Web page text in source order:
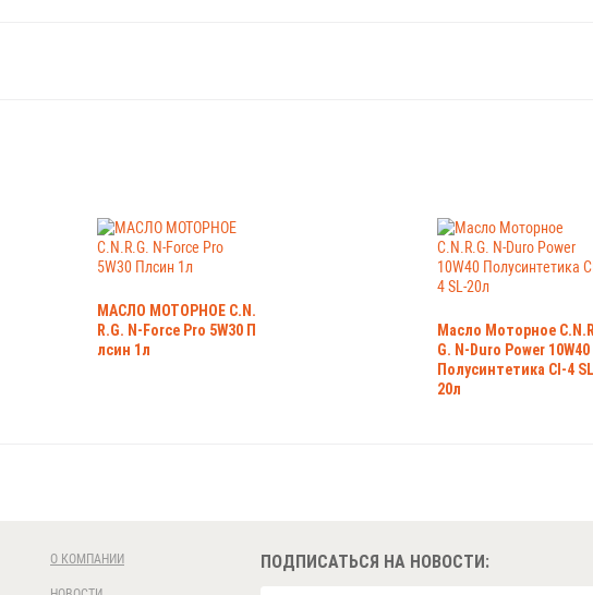
МАСЛО МОТОРНОЕ C.N.
R.G. N-Force Pro 5W30 П
лсин 1л
Масло Моторное
G. N-Duro Power 10W40
Полусинтетика CI-4
20л
О КОМПАНИИ ПОДПИСАТЬСЯ НА НОВОСТИ: